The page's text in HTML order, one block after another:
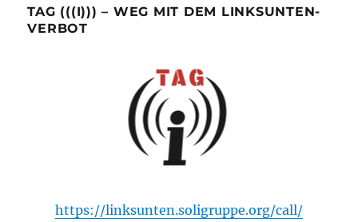
TAG (((I))) – WEG MIT DEM LINKSUNTEN-
VERBOT
https://linksunten.soligruppe.org/call/